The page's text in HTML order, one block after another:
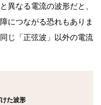
異なる電流の波形だと、
につながる恐れもありま
じ「正弦波」以外の電流
た波形